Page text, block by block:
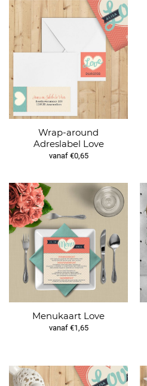
Wrap-around
Adreslabel Love
vanaf €0,65
Menukaart Love
vanaf €1,65